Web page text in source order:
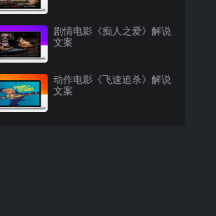
剧情电影《痴人之爱》解说
文案
动作电影《飞速追杀》解说
文案